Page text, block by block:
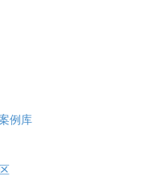
例库